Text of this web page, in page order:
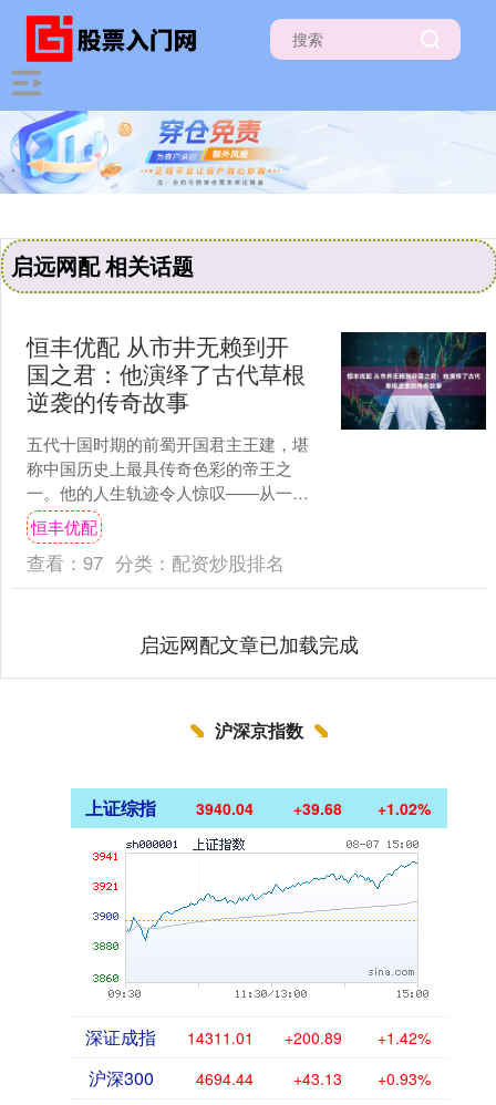
启远网配 相关话题
恒丰优配 从市井无赖到开
国之君：他演绎了古代草根
逆袭的传奇故事
五代十国时期的前蜀开国君主王建，堪
称中国历史上最具传奇色彩的帝王之
一。他的人生轨迹令人惊叹——从一个
遭人唾弃的市井混混，逐步蜕变为大唐
重臣，最终在唐王朝覆灭前夕....
恒丰优配
查看： 97 分类： 配资炒股排名
启远网配文章已加载完成
沪深京指数
上证综指 3940.04 +39.68 +1.02%
深证成指 14311.01 +200.89 +1.42%
沪深300 4694.44 +43.13 +0.93%